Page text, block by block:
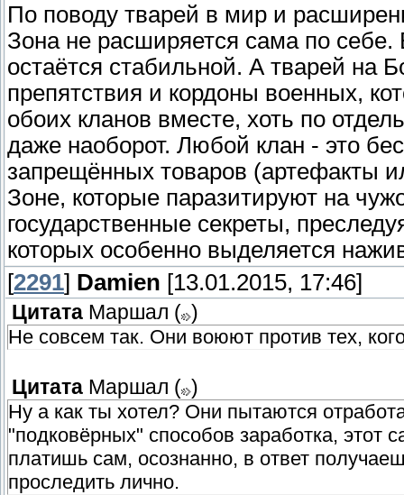
По поводу тварей в мир и
Зона не расширяется сама по
остаётся стабильной. А тварей на
препятствия и кордоны военных,
обоих кланов вместе, хоть по
даже наоборот. Любой клан - это
запрещённых товаров (артефакты
Зоне, которые паразитируют на
государственные секреты,
которых особенно выделяется
[2291] Damien [13.01.2015, 17:46]
Цитата Маршал ( )
Не совсем так. Они воюют против тех,
Цитата Маршал ( )
Ну а как ты хотел? Они пытаются
"подковёрных" способов заработка, этот
платишь сам, осознанно, в ответ
проследить лично.